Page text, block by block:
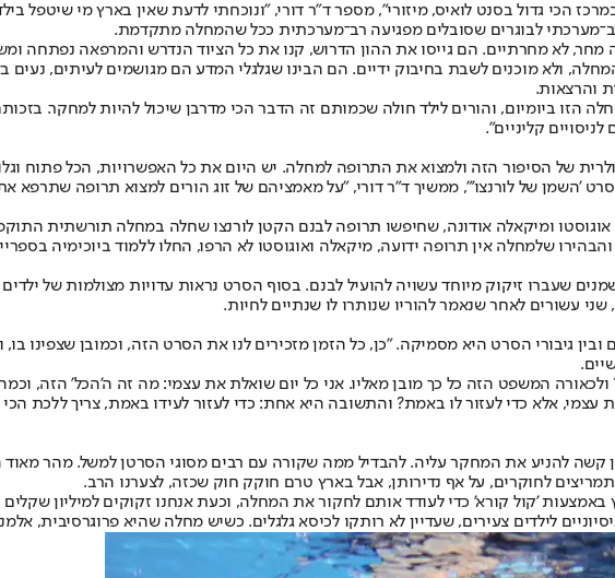
הכי גדול בסנט לואיס, מיזורי", מספר ד"ר דורי, "ונוכחתי לדעת שאין בארץ מי שיטפל
לבוגרים שסובלים מפגיעה רב־מערכתית ככל שהמחלה מתקדמת.
לא מחרתיים. הם גייסו את ההון הדרוש, קנו את כל הציוד הנדרש והמרפאה נפתחה
ולא מוכנים לשבת בחיבוק ידיים. הם הבינו שגלגלי המדע הם מגושמים לעיתים, נעים
והרצאות.
הזו ביומיום, והורים לילד חולה שכמותם זה הדבר הכי מדרבן שיכול להיות למחקר.
קליניים".
של הסיפור הזה ולמצוא את התרופה למחלה. יש היום את כל האפשרויות, הכל פתוח
'השמן של לורנצו'", ממשיך ד"ר דורי, "על מאמציהם של זוג הורים למצוא תרופה
שלמחלה אין תרופה ידועה, מיקאלה ואוגוסטו לא הרפו, החלו ללמוד ביוכימיה
שעברו זיקוק מיוחד עשויה להועיל לבנם. בסוף הסרט נראות עדויות מצולמות של
גיבורי הסרט היא מסמיקה. "כן, כל הזמן מזכירים לנו את הסרט הזה, וכמובן שצפינו בו,
המשפט הזה כל כך מובן מאליו. אני כל יום שואלת את עצמי: מה זה ה'הכל' הזה,
עצמי, אלא כדי לעזור לו באמת? והתשובה היא אחת: כדי לעזור לעידו באמת, צריך ללכת
קשה להניע את המחקר עליה. להבדיל ממה שקורה עם רבים מסוגי הסרטן למשל. מהר
לחוקרים, על אף נדירותן, אבל בארץ טרם חוקק חוק שכזה, לצערנו הרב.
באמצעות 'קול קורא' כדי לעודד אותם לחקור את המחלה, וכעת אנחנו זקוקים למיליון
לילדים צעירים, שעדיין לא רותקו לכיסא גלגלים. כשיש מחלה שהיא פרוגרסיבית,